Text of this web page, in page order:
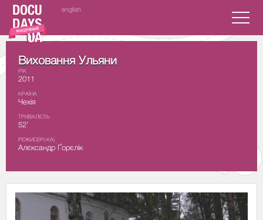
english
Виховання Ульяни
РІК
2011
КРАЇНА
Чехія
ТРИВАЛІСТЬ
52’
РЕЖИСЕР(-КА)
Алєксандр Ґорєлік